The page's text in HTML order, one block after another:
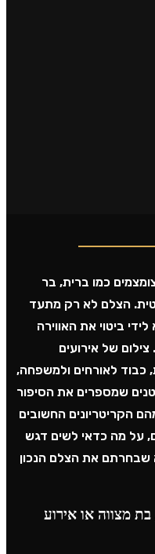
כמו ברית, בר
הצלם לא רק מתעד
ביטוי את האווירה
של אירועים
לאורחים ולמשפחה,
שמספרים את הסיפור
הקריטריונים החשובים
על מה כדאי לשים דגש
שבחרתם את הצלם הנכון
בת מצווה או אירוע